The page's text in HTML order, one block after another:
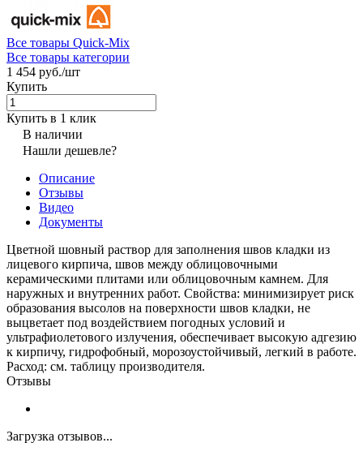
Все товары Quick-Mix
Все товары категории
1 454 руб./шт
Купить
Купить в 1 клик
В наличии
Нашли дешевле?
Описание
Отзывы
Видео
Документы
Цветной шовный раствор для заполнения швов кладки из
лицевого кирпича, швов между облицовочными
керамическими плитами или облицовочным камнем. Для
наружных и внутренних работ. Свойства: минимизирует риск
образования высолов на поверхности швов кладки, не
выцветает под воздействием погодных условий и
ультрафиолетового излучения, обеспечивает высокую адгезию
к кирпичу, гидрофобный, морозоустойчивый, легкий в работе.
Расход: см. таблицу производителя.
Отзывы
Загрузка отзывов...